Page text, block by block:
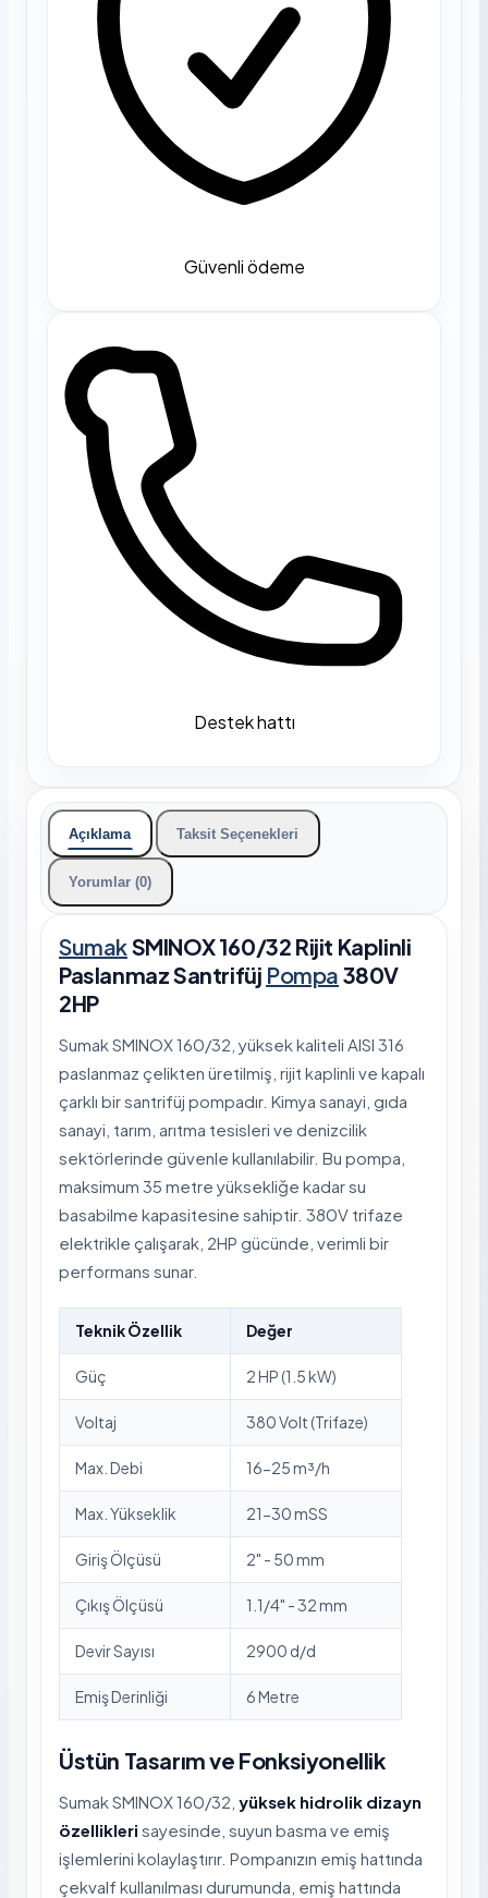
Güvenli ödeme
Destek hattı
Açıklama Taksit Seçenekleri
Yorumlar (0)
SumakSMINOX 160/32 Rijit Kaplinli
Paslanmaz Santrifüj Pompa 380V
2HP
Sumak SMINOX 160/32, yüksek kaliteli AISI 316
paslanmaz çelikten üretilmiş, rijit kaplinli ve kapalı
çarklı bir santrifüj pompadır. Kimya sanayi, gıda
sanayi, tarım, arıtma tesisleri ve denizcilik
sektörlerinde güvenle kullanılabilir. Bu pompa,
maksimum 35 metre yüksekliğe kadar su
basabilme kapasitesine sahiptir. 380V trifaze
elektrikle çalışarak, 2HP gücünde, verimli bir
performans sunar.
Teknik Özellik Değer
Güç 2 HP (1.5 kW)
Voltaj 380 Volt (Trifaze)
Max. Debi 16-25 m³/h
Max. Yükseklik 21-30 mSS
Giriş Ölçüsü 2" - 50 mm
Çıkış Ölçüsü 1.1/4" - 32 mm
Devir Sayısı 2900 d/d
Emiş Derinliği 6 Metre
Üstün Tasarım ve Fonksiyonellik
Sumak SMINOX 160/32, yüksek hidrolik dizayn
özellikleri sayesinde, suyun basma ve emiş
işlemlerini kolaylaştırır. Pompanızın emiş hattında
çekvalf kullanılması durumunda, emiş hattında